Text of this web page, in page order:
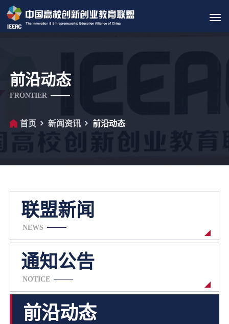
前沿动态
FRONTIER
首页 新闻资讯 前沿动态
联盟新闻
NEWS
通知公告
NOTICE
前沿动态